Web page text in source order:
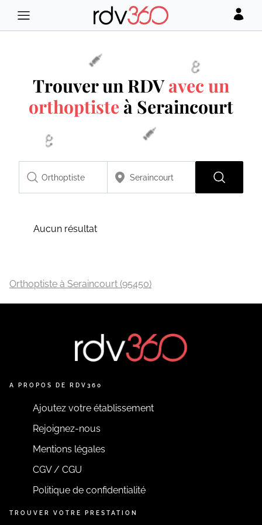
Trouver un RDVavec un
orthoptiste à Seraincourt
Aucun résultat
Orthoptiste à Seraincourt (95450)
A PROPOS DE RDV360
Ajoutez votre établissement
Rejoignez-nous
Mentions légales
CGV / CGU
Politique de confidentialité
TROUVER VOTRE PRESTATION